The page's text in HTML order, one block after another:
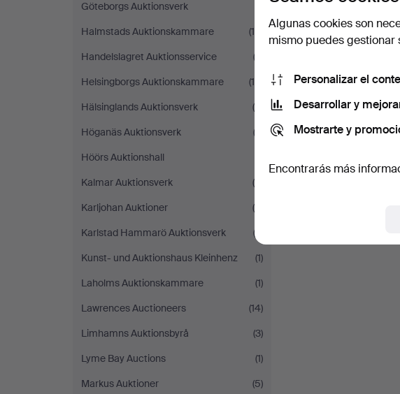
Göteborgs Auktionsverk
Halmstads Auktionskammare
(19)
Handelslagret Auktionsservice
(2)
Helsingborgs Auktionskammare
(16)
Hälsinglands Auktionsverk
(6)
Höganäs Auktionsverk
(2)
Höörs Auktionshall
Kalmar Auktionsverk
(6)
Karljohan Auktioner
(4)
Karlstad Hammarö Auktionsverk
(2)
Kunst- und Auktionshaus Kleinhenz
(1)
Laholms Auktionskammare
(1)
Lawrences Auctioneers
(14)
Limhamns Auktionsbyrå
(3)
Lyme Bay Auctions
(1)
Markus Auktioner
(5)
Algunas cookies son
mismo puedes gestionar
Personalizar el
Desarrollar y
Mostrarte y
Encontrarás más